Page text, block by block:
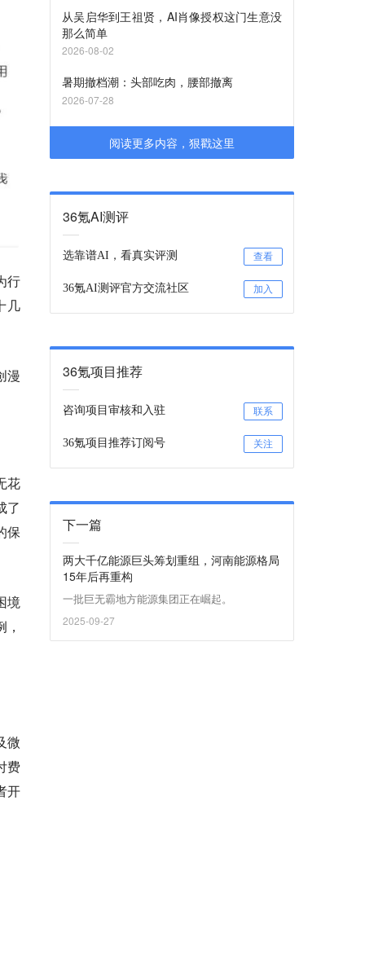
行
几
漫
花
了
保
境
微
费
开
从吴启华到王祖贤，AI肖像授权这门生意没
那么简单
2026-08-02
暑期撤档潮：头部吃肉，腰部撤离
2026-07-28
阅读更多内容，狠戳这里
36氪AI测评
选靠谱AI，看真实评测 查看
36氪AI测评官方交流社区 加入
36氪项目推荐
咨询项目审核和入驻 联系
36氪项目推荐订阅号 关注
下一篇
两大千亿能源巨头筹划重组，河南能源格局
15年后再重构
一批巨无霸地方能源集团正在崛起。
2025-09-27